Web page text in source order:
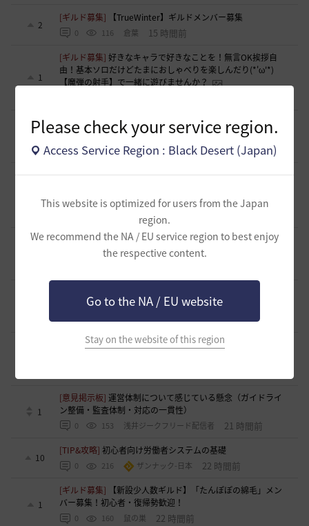
Please check your service region.
Access Service Region : Black Desert (Japan)
This website is optimized for users from the Japan
region.
We recommend the NA / EU service region to best enjoy
the respective content.
Go to the NA / EU website
Stay on the website of this region
2
[ギルド募集] 【TrueWinter】ギルドメンバー募集
0 116 倉葉 15 時間前
1
[ギルド募集]好きなキャラで好きなことを！無言OK挨拶自
由！基本ソロだけどたまにおしゃべりを楽しんだり(*'ω'*)
【魔弾の射手】で一緒に遊びませんか？
1
[ギルド募集]ギルド【Patera】ギルドメンバー募集中！ 初心
者復帰者歓迎！！
0 166 かぐらBDO 18 時間前
[ギルド募集]ギルチャ完全無言推奨・ソロ向けギルド「スト
多数所属・スキル目当て◎）
くろいばら
[意見掲示板]釣りの「他の冒険者の船舶搭乗防止」設定が毎
回リセットされる問題について
呼びかけと、実際の難易度のギャップについて
0 177 浅井ジークフリード配信者 20 時間前
[クラス攻略][エージェント攻略]スキルコンボ動画並びにス
1
[意見掲示板]運営体制について感じている懸念（ガイドライ
ン整備・監査体制・対応の一貫性）
0 153 浅井ジークフリード配信者 21 時間前
10
[TIP&攻略]初心者向け労働者システムの基礎
0 216 ザンナック-日本 22 時間前
1
[ギルド募集]
【新設少人数ギルド】「たんぽぽの綿毛」メン
バー募集！初心者・復帰勢歓迎！
0 160 鼠の巣 22 時間前